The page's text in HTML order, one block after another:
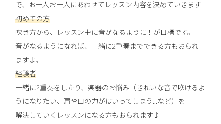
で、お一人お一人にあわせてレッスン内容を決めていきます
初めての方
吹き方から、レッスン中に音がなるように！が目標です。
音がなるようになれば、一緒に2重奏までできる方もおられ
ますよ。
経験者
一緒に2重奏をしたり、楽器のお悩み（きれいな音で吹けるよ
うになりたい、肩や口の力がはいってしまう...など）を
解決していくレッスンになる方もおられます♪